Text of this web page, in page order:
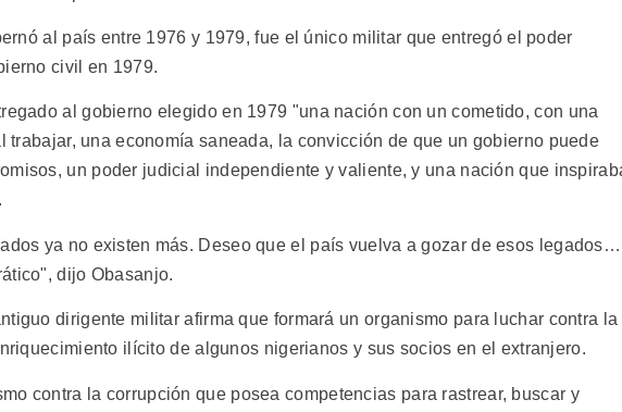
al país entre 1976 y 1979, fue el único militar que entregó el poder
civil en 1979.
al gobierno elegido en 1979 "una nación con un cometido, con una
trabajar, una economía saneada, la convicción de que un gobierno puede
un poder judicial independiente y valiente, y una nación que
ya no existen más. Deseo que el país vuelva a gozar de esos legados…
dijo Obasanjo.
dirigente militar afirma que formará un organismo para luchar contra la
ilícito de algunos nigerianos y sus socios en el extranjero.
contra la corrupción que posea competencias para rastrear, buscar y